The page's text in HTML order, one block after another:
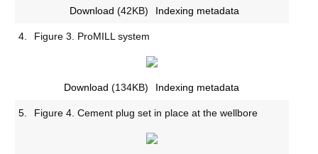
Download (42KB) Indexing metadata
4. Figure 3. ProMILL system
Download (134KB) Indexing metadata
5. Figure 4. Cement plug set in place at the wellbore